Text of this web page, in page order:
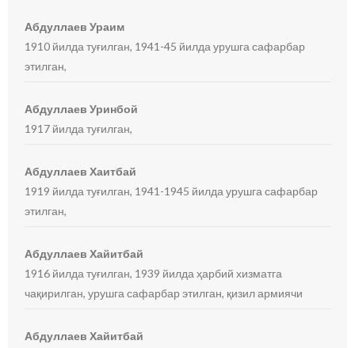
Абдуллаев Ураим
1910 йилда туғилган, 1941-45 йилда урушга сафарбар
этилган,
Абдуллаев Уринбой
1917 йилда туғилган,
Абдуллаев Хаитбай
1919 йилда туғилган, 1941-1945 йилда урушга сафарбар
этилган,
Абдуллаев Хайитбай
1916 йилда туғилган, 1939 йилда ҳарбий хизматга
чақирилган, урушга сафарбар этилган, қизил армиячи
Абдуллаев Хайитбай